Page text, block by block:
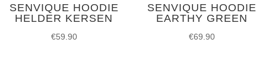
SENVIQUE HOODIE
HELDER KERSEN
€59.90
SENVIQUE HOODIE
EARTHY GREEN
€69.90